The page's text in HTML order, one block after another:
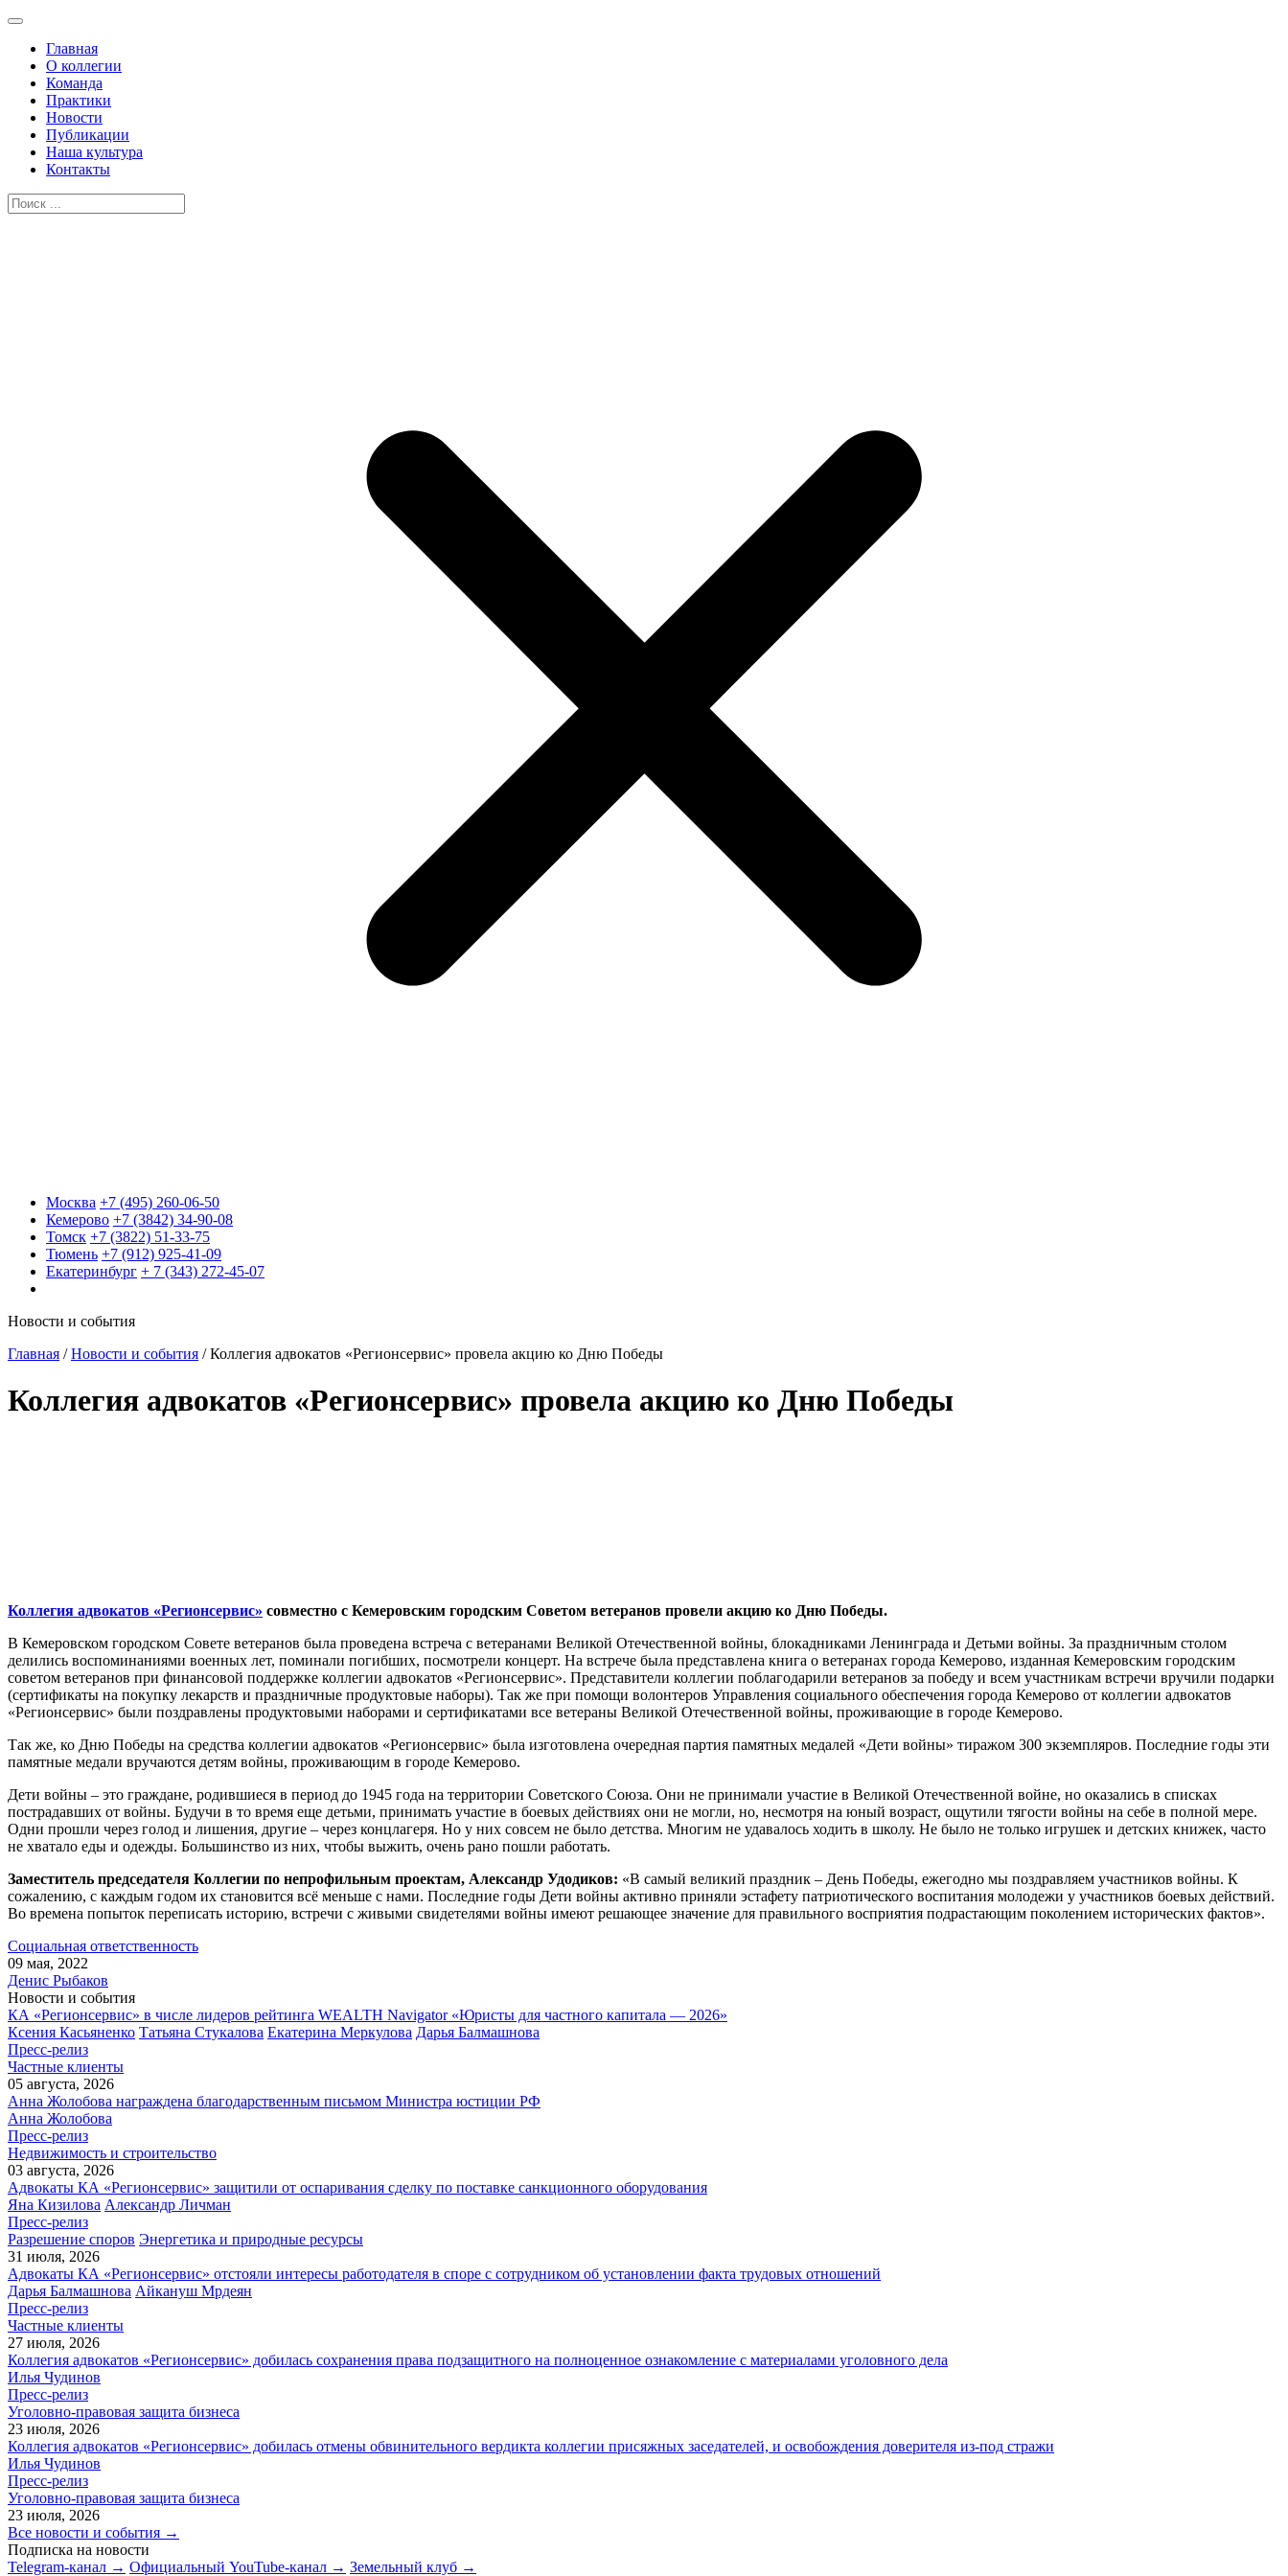
Главная
О коллегии
Команда
Практики
Новости
Публикации
Наша культура
Контакты
Москва +7 (495) 260-06-50
Кемерово +7 (3842) 34-90-08
Томск +7 (3822) 51-33-75
Тюмень +7 (912) 925-41-09
Екатеринбург + 7 (343) 272-45-07
Новости и события
Главная /Новости и события /Коллегия адвокатов «Регионсервис» провела акцию ко Дню Победы
Коллегия адвокатов «Регионсервис» провела акцию ко Дню Победы
Коллегия адвокатов «Регионсервис» совместно с Кемеровским городским Советом ветеранов провели акцию ко Дню Победы.
В Кемеровском городском Совете ветеранов была проведена встреча с ветеранами Великой Отечественной войны, блокадниками Ленинграда и Детьми войны. За праздничным столом
делились воспоминаниями военных лет, поминали погибших, посмотрели концерт. На встрече была представлена книга о ветеранах города Кемерово, изданная Кемеровским городским
советом ветеранов при финансовой поддержке коллегии адвокатов «Регионсервис». Представители коллегии поблагодарили ветеранов за победу и всем участникам встречи вручили подарки
(сертификаты на покупку лекарств и праздничные продуктовые наборы). Так же при помощи волонтеров Управления социального обеспечения города Кемерово от коллегии адвокатов
«Регионсервис» были поздравлены продуктовыми наборами и сертификатами все ветераны Великой Отечественной войны, проживающие в городе Кемерово.
Так же, ко Дню Победы на средства коллегии адвокатов «Регионсервис» была изготовлена очередная партия памятных медалей «Дети войны» тиражом 300 экземпляров. Последние годы эти
памятные медали вручаются детям войны, проживающим в городе Кемерово.
Дети войны – это граждане, родившиеся в период до 1945 года на территории Советского Союза. Они не принимали участие в Великой Отечественной войне, но оказались в списках
пострадавших от войны. Будучи в то время еще детьми, принимать участие в боевых действиях они не могли, но, несмотря на юный возраст, ощутили тягости войны на себе в полной мере.
Одни прошли через голод и лишения, другие – через концлагеря. Но у них совсем не было детства. Многим не удавалось ходить в школу. Не было не только игрушек и детских книжек, часто
не хватало еды и одежды. Большинство из них, чтобы выжить, очень рано пошли работать.
Заместитель председателя Коллегии по непрофильным проектам, Александр Удодиков: «В самый великий праздник – День Победы, ежегодно мы поздравляем участников войны. К
сожалению, с каждым годом их становится всё меньше с нами. Последние годы Дети войны активно приняли эстафету патриотического воспитания молодежи у участников боевых действий.
Во времена попыток переписать историю, встречи с живыми свидетелями войны имеют решающее значение для правильного восприятия подрастающим поколением исторических фактов».
Социальная ответственность
09 мая, 2022
Денис Рыбаков
Новости и события
КА «Регионсервис» в числе лидеров рейтинга WEALTH Navigator «Юристы для частного капитала — 2026»
Ксения Касьяненко Татьяна Стукалова Екатерина Меркулова Дарья Балмашнова
Пресс-релиз
Частные клиенты
05 августа, 2026
Анна Жолобова награждена благодарственным письмом Министра юстиции РФ
Анна Жолобова
Пресс-релиз
Недвижимость и строительство
03 августа, 2026
Адвокаты КА «Регионсервис» защитили от оспаривания сделку по поставке санкционного оборудования
Яна Кизилова Александр Личман
Пресс-релиз
Разрешение споров Энергетика и природные ресурсы
31 июля, 2026
Адвокаты КА «Регионсервис» отстояли интересы работодателя в споре с сотрудником об установлении факта трудовых отношений
Дарья Балмашнова Айкануш Мрдеян
Пресс-релиз
Частные клиенты
27 июля, 2026
Коллегия адвокатов «Регионсервис» добилась сохранения права подзащитного на полноценное ознакомление с материалами уголовного дела
Илья Чудинов
Пресс-релиз
Уголовно-правовая защита бизнеса
23 июля, 2026
Коллегия адвокатов «Регионсервис» добилась отмены обвинительного вердикта коллегии присяжных заседателей, и освобождения доверителя из-под стражи
Илья Чудинов
Пресс-релиз
Уголовно-правовая защита бизнеса
23 июля, 2026
Все новости и события →
Подписка на новости
Telegram-канал → Официальный YouTube-канал → Земельный клуб →